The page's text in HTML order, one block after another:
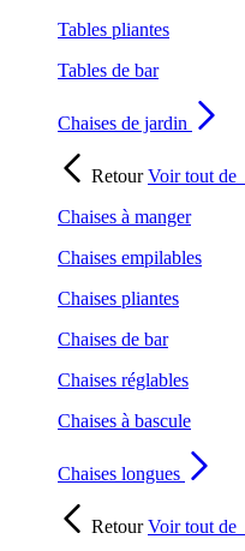
Tables pliantes
Tables de bar
Chaises de jardin
RetourVoir tout de
Chaises à manger
Chaises empilables
Chaises pliantes
Chaises de bar
Chaises réglables
Chaises à bascule
Chaises longues
RetourVoir tout de